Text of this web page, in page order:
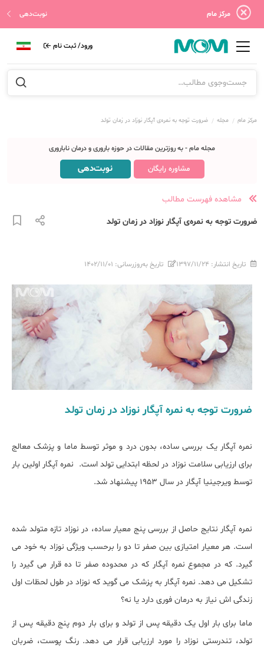
مرکز مام نوبت‌دهی
ورود/ ثبت نام
مرکز مام مجله ضرورت توجه به نمره‌ی آپگار نوزاد در زمان تولد
مجله مام - به روزترین مقالات در حوزه باروری و درمان ناباروری
مشاوره رایگان نوبت‌دهی
مشاهده فهرست مطالب
ضرورت توجه به نمره‌ی آپگار نوزاد در زمان تولد
تاریخ انتشار: ۱۳۹۷/۱۱/۲۴ تاریخ به‌روزرسانی: ۱۴۰۲/۱۱/۰۱
ضرورت توجه به نمره آپگار نوزاد در زمان تولد
نمره آپگار یک بررسی ساده، بدون درد و موثر توسط ماما و پزشک معالج
برای ارزیابی سلامت نوزاد در لحظه ابتدایی تولد است. نمره آپگار اولین بار
توسط ویرجینیا آپگار در سال 1953 پیشنهاد شد.
نمره آپگار نتایج حاصل از بررسی پنج معیار ساده، در نوزاد تازه متولد شده
است. هر معیار امتیازی بین صفر تا دو را برحسب ویژگی نوزاد به خود می
گیرد. که در مجموع نمره آپگار که در محدوده صفر تا ده قرار می گیرد را
تشکیل می دهد. نمره آپگار به پزشک می گوید که نوزاد در طول لحظات اول
زندگی اش نیاز به درمان فوری دارد یا نه؟
ماما برای بار اول یک دقیقه پس از تولد و برای بار دوم پنج دقیقه پس از
تولد، تندرستی نوزاد را مورد ارزیابی قرار می دهد. رنگ پوست، ضربان